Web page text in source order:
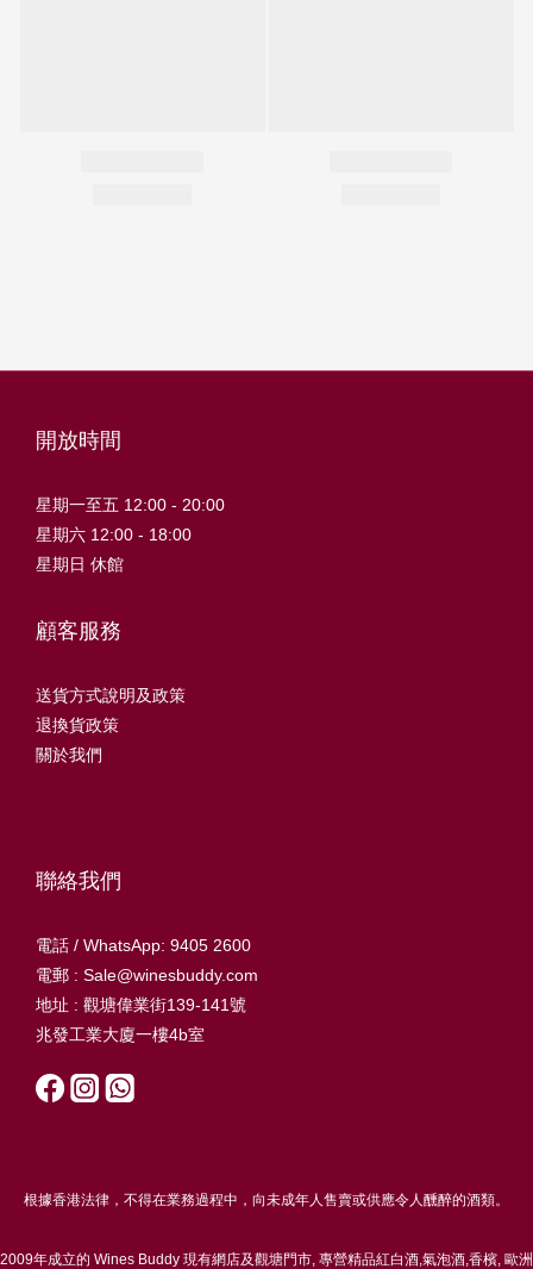
開放時間
星期一至五 12:00 - 20:00
星期六 12:00 - 18:00
星期日 休館
顧客服務
送貨方式說明及政策
退換貨政策
關於我們
聯絡我們
電話 / WhatsApp: 9405 2600
電郵 : Sale@winesbuddy.com
地址 : 觀塘偉業街139-141號
兆發工業大廈一樓4b室
根據香港法律，不得在業務過程中，向未成年人售賣或供應令人醺醉的酒類。
2009年成立的 Wines Buddy 現有網店及觀塘門市, 專營精品紅白酒,氣泡酒,香檳, 歐洲